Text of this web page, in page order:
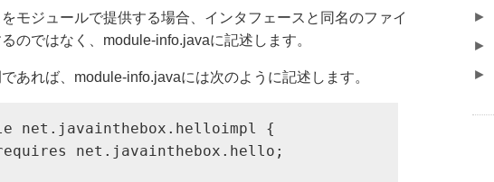
モジュールで提供する場合、インタフェースと同名のファイ
のではなく、module-info.javaに記述します。
あれば、module-info.javaには次のように記述します。
net.javainthebox.helloimpl {
net.javainthebox.hello;
►
►
►